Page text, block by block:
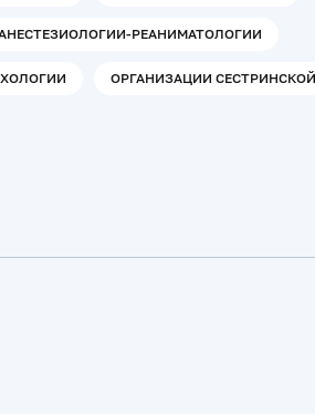
РЕАНИМАТОЛОГИИ
ОРГАНИЗАЦИИ